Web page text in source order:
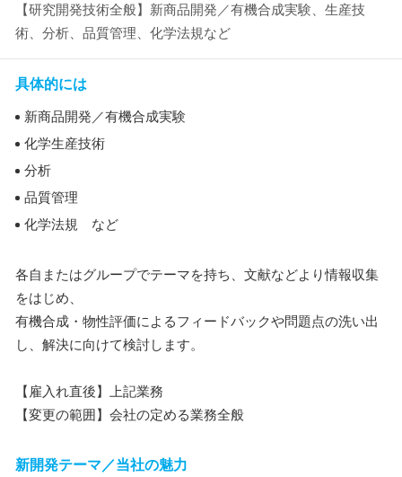
【研究開発技術全般】新商品開発／有機合成実験、生産技
術、分析、品質管理、化学法規など
具体的には
新商品開発／有機合成実験
化学生産技術
分析
品質管理
化学法規 など
各自またはグループでテーマを持ち、文献などより情報収集
をはじめ、
有機合成・物性評価によるフィードバックや問題点の洗い出
し、解決に向けて検討します。
【雇入れ直後】上記業務
【変更の範囲】会社の定める業務全般
新開発テーマ／当社の魅力